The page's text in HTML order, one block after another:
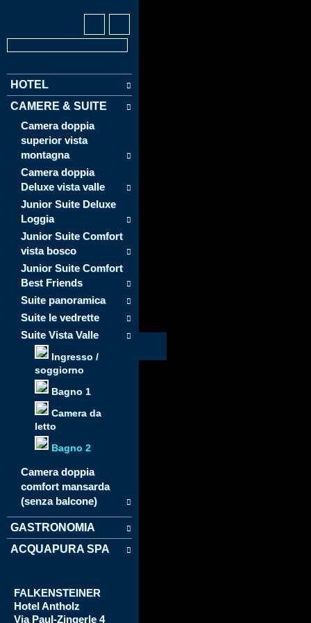
HOTEL
CAMERE & SUITE
Camera doppia
superior vista
montagna
Camera doppia
Deluxe vista valle
Junior Suite Deluxe
Loggia
Junior Suite Comfort
vista bosco
Junior Suite Comfort
Best Friends
Suite panoramica
Suite le vedrette
Suite Vista Valle
Ingresso /
soggiorno
Bagno 1
Camera da
letto
Bagno 2
Camera doppia
comfort mansarda
(senza balcone)
GASTRONOMIA
ACQUAPURA SPA
FALKENSTEINER
HotelAntholz
Via Paul-Zingerle 4